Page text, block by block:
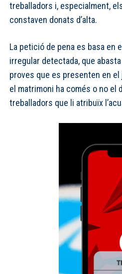
treballadors i, especialment,
constaven donats d’alta.
La petició de pena es basa en
irregular detectada, que
proves que es presenten en
el matrimoni ha comés o no
treballadors que li atribuïx